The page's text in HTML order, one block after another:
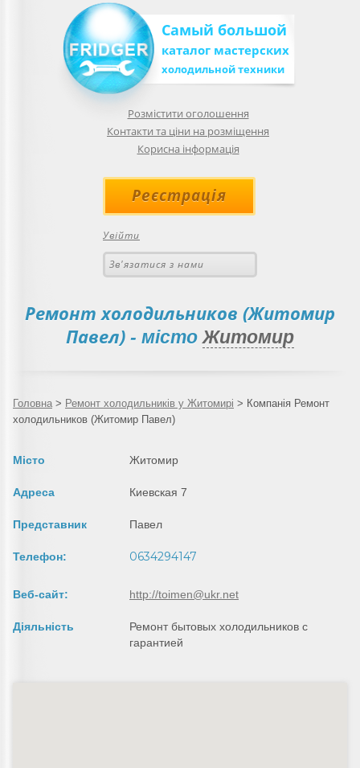
Самый большой
каталог мастерских
холодильной техники
Розмістити оголошення
Контакти та ціни на розміщення
Корисна інформація
Реєстрація
Увійти
Зв'язатися з нами
Ремонт холодильников (Житомир
Павел) - місто Житомир
Головна > Ремонт холодильників у Житомирі > Компанія Ремонт
холодильников (Житомир Павел)
Місто Житомир
Адреса Киевская 7
Представник Павел
Телефон: 0634294147
Веб-сайт: http://toimen@ukr.net
Діяльність
Ремонт бытовых холодильников с
гарантией